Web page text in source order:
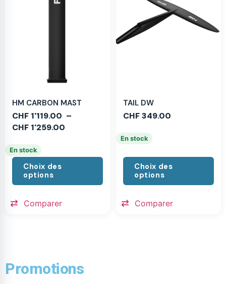
HM CARBON MAST
CHF 1'119.00 –
CHF 1'259.00
En stock
Choix des
options
Comparer
TAIL DW
CHF349.00
En stock
Choix des
options
Comparer
Promotions